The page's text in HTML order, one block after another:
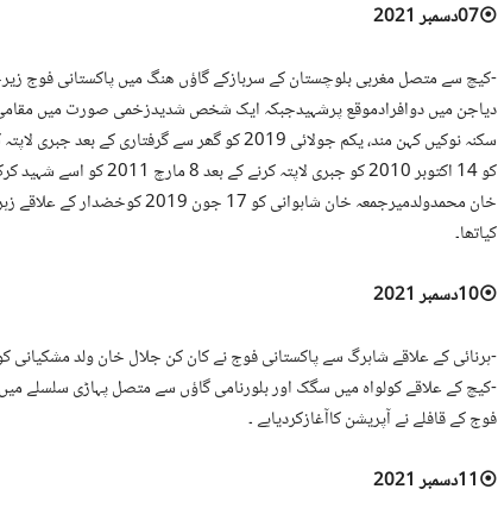
⦿07دسمبر 2021
⁃کیچ سے متصل مغربی بلوچستان کے سربازکے گاؤں ھنگ میں پاکستانی فوج
دیاجن میں دوافرادموقع پرشہیدجبکہ ایک شخص شدیدزخمی صورت میں مقامی
سکنہ نوکیں کہن مند، یکم جولائی 2019 کو گھر سے
کو 14 اکتوبر 2010 کو جبری
خان محمدولدمیرجمعہ خان شاہوانی
کیاتھا۔
⦿10دسمبر 2021
⁃ہرنائی کے علاقے شاہرگ سے پاکستانی فوج نے کان کن جلال خان ولد مشکیانی
فوج کے قافلے نے آپریشن کاآغازکردیاہے ۔
⦿11دسمبر 2021